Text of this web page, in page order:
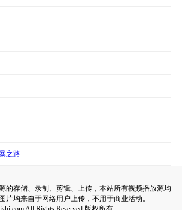
之路
的存储、录制、剪辑、上传，本站所有视频播放源均
片均来自于网络用户上传，不用于商业活动。